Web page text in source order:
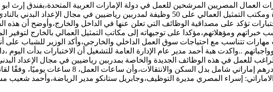
العمال المصريين المرشحين للعمل في دولة الإمارات العربية المتحدة،بفندق إرث
إماراتي،و ذلك على فرص العمل التي وفرتها الوزارة ومكتب التمثيل العمالي على 50 وظيفة
تؤكد على مصداقية الوظائف التي تعلن عنها في الداخل والخارج،وأوضح أن
ومؤهلاتهم،مؤكدا على توجيهاته إلى مكاتب التمثيل العمالي بالخارج
مهارات تتناسب مع احتياجات سوق العمل الداخلي والخارجي،وأكد الوزير للشباب على
..واكدت هبة أحمد مدير عام الإدارة العامة للتشغيل أن الاختبارات بدأت
للعمل في هذه الوظائف الجديدة والخاصة بمدربين رياضيين في مجال الإعداد
الامتيازات ومنها أن الراتب الشهري يصل إلى 9000 درهم
إسراء المصري مديرة التوظيف،وجابريل ستانكو مدير الرياضة،وأحمد شعيب